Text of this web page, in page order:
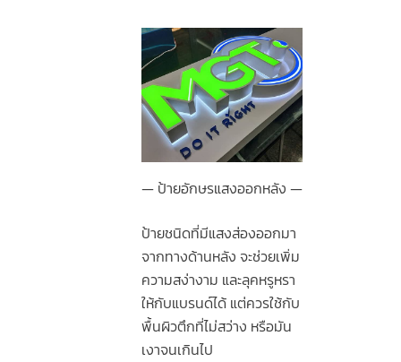
ป้ายอักษรแสงออกหลัง
ป้ายชนิดที่มีแสงส่องออกมา
จากทางด้านหลัง จะช่วยเพิ่ม
ความสง่างาม และลุคหรูหรา
ให้กับแบรนด์ได้ แต่ควรใช้กับ
พื้นผิวตึกที่ไม่สว่าง หรือมัน
เงาจนเกินไป